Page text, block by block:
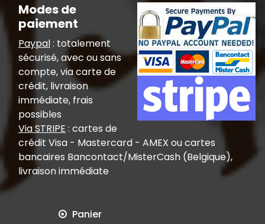
Modes de
paiement
Paypal: totalement
sécurisé, avec ou sans
compte, via carte de
crédit, livraison
immédiate, frais
possibles
Via STRIPE : cartes de
crédit Visa - Mastercard - AMEX ou cartes
bancaires Bancontact/MisterCash (Belgique),
livraison immédiate
Panier